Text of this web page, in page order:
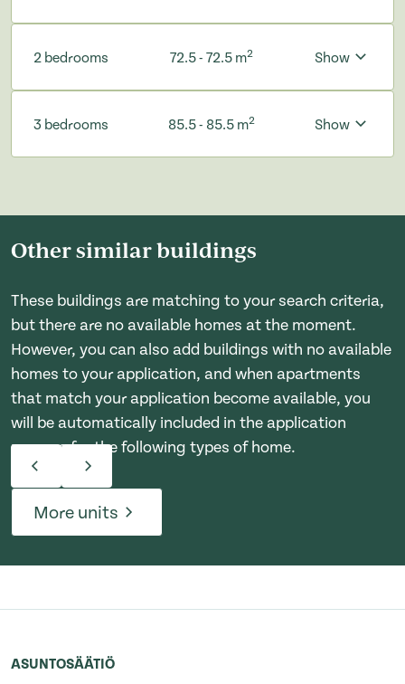
2 bedrooms 72.5 - 72.5 m2 Show
3 bedrooms 85.5 - 85.5 m2 Show
Other similar buildings
These buildings are matching to your search criteria,
but there are no available homes at the moment.
However, you can also add buildings with no available
homes to your application, and when apartments
that match your application become available, you
will be automatically included in the application
process for the following types of home.
More units
ASUNTOSÄÄTIÖ